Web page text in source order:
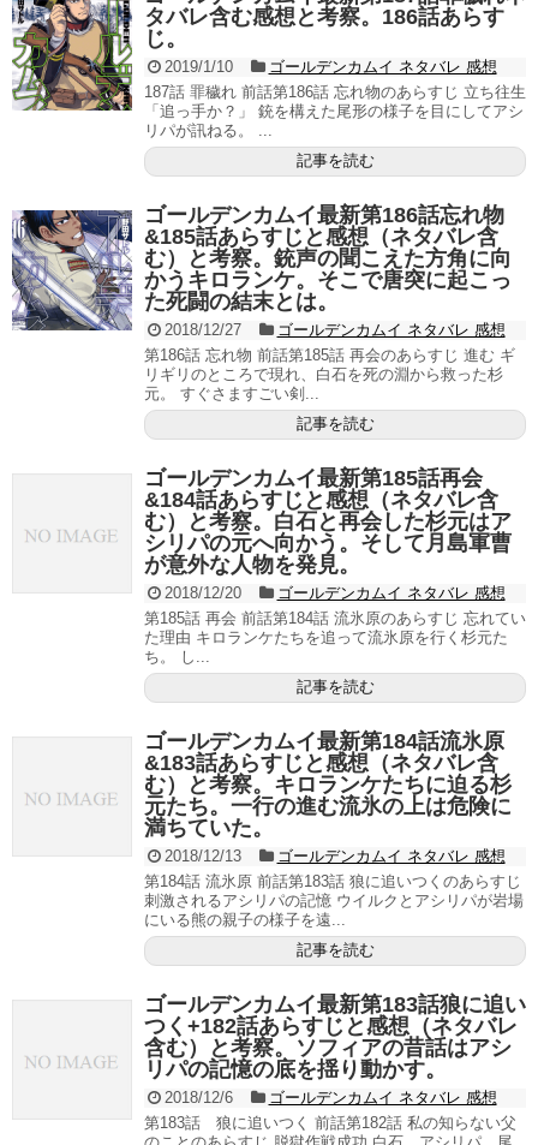
タバレ含む感想と考察。186話あらす
じ。
2019/1/10
ゴールデンカムイ ネタバレ 感想
187話 罪穢れ 前話第186話 忘れ物のあらすじ 立ち往生
「追っ手か？」 銃を構えた尾形の様子を目にしてアシ
リパが訊ねる。 ...
記事を読む
ゴールデンカムイ最新第186話忘れ物
&185話あらすじと感想（ネタバレ含
む）と考察。銃声の聞こえた方角に向
かうキロランケ。そこで唐突に起こっ
た死闘の結末とは。
2018/12/27
ゴールデンカムイ ネタバレ 感想
第186話 忘れ物 前話第185話 再会のあらすじ 進む ギ
リギリのところで現れ、白石を死の淵から救った杉
元。 すぐさますごい剣...
記事を読む
ゴールデンカムイ最新第185話再会
&184話あらすじと感想（ネタバレ含
む）と考察。白石と再会した杉元はア
シリパの元へ向かう。そして月島軍曹
が意外な人物を発見。
2018/12/20
ゴールデンカムイ ネタバレ 感想
第185話 再会 前話第184話 流氷原のあらすじ 忘れてい
た理由 キロランケたちを追って流氷原を行く杉元た
ち。 し...
記事を読む
ゴールデンカムイ最新第184話流氷原
&183話あらすじと感想（ネタバレ含
む）と考察。キロランケたちに迫る杉
元たち。一行の進む流氷の上は危険に
満ちていた。
2018/12/13
ゴールデンカムイ ネタバレ 感想
第184話 流氷原 前話第183話 狼に追いつくのあらすじ
刺激されるアシリパの記憶 ウイルクとアシリパが岩場
にいる熊の親子の様子を遠...
記事を読む
ゴールデンカムイ最新第183話狼に追い
つく+182話あらすじと感想（ネタバレ
含む）と考察。ソフィアの昔話はアシ
リパの記憶の底を揺り動かす。
2018/12/6
ゴールデンカムイ ネタバレ 感想
第183話 狼に追いつく 前話第182話 私の知らない父